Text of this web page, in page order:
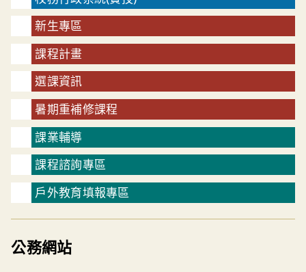
新生專區
課程計畫
選課資訊
暑期重補修課程
課業輔導
課程諮詢專區
戶外教育填報專區
公務網站